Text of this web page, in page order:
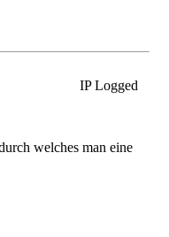
IP Logged
welches man eine